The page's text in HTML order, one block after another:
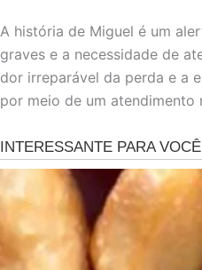
A história de Miguel é um
graves e a necessidade de
dor irreparável da perda e a
por meio de um